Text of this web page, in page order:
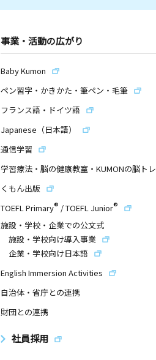
事業・活動の広がり
Baby Kumon
ペン習字・かきかた・筆ペン・毛筆
フランス語・ドイツ語
Japanese（日本語）
通信学習
学習療法・脳の健康教室・KUMONの脳トレ
くもん出版
TOEFL Primary® /TOEFL Junior®
施設・学校・企業での公文式
施設・学校向け導入事業
企業・学校向け日本語
English Immersion Activities
自治体・省庁との連携
財団との連携
社員採用